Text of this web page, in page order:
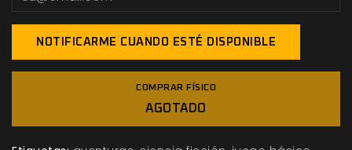
NOTIFICARME CUANDO ESTÉ DISPONIBLE
COMPRAR FÍSICO
AGOTADO